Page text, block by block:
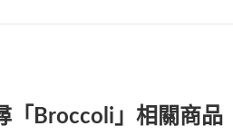
「Broccoli」相關商品